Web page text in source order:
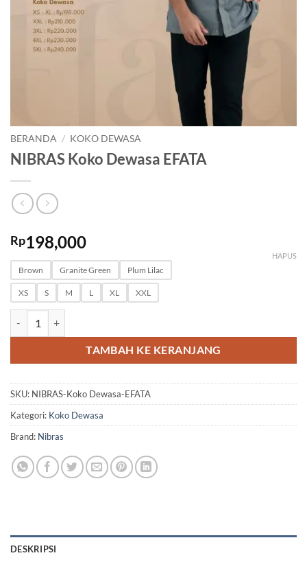
BERANDA / KOKO DEWASA
NIBRAS Koko Dewasa EFATA
Rp198,000
Brown Granite Green Plum Lilac
XS S M L XL XXL
HAPUS
TAMBAH KE KERANJANG
SKU: NIBRAS-Koko Dewasa-EFATA
Kategori: Koko Dewasa
Brand: Nibras
DESKRIPSI